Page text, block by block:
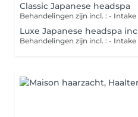
Classic Japanese headspa
Luxe Japanese headspa